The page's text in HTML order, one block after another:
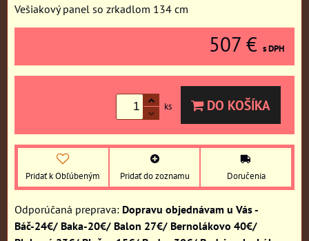
Vešiakový panel so zrkadlom 134 cm
507 € s DPH
ks DO KOŠÍKA
Pridať k Obľúbeným Pridať do zoznamu Doručenia
Dopravu objednávam u Vás -
Báč-24€/ Baka-20€/ Balon 27€/ Bernolákovo 40€/